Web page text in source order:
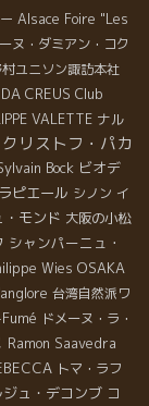
Alsace Foire "Les
ヌ・ダミアン・コク
村ユニソン諏訪本社
CREUS Club
VALETTE ナル
クリストフ・パカ
Bock ビオデ
ピエール シノン イ
モンド 大阪の小松
シャンパーニュ・
Wies OSAKA
台湾自然派ワ
ドメーヌ・ラ・
Ramon Saavedra
トマ・ラフ
ュ・デコンブ コ